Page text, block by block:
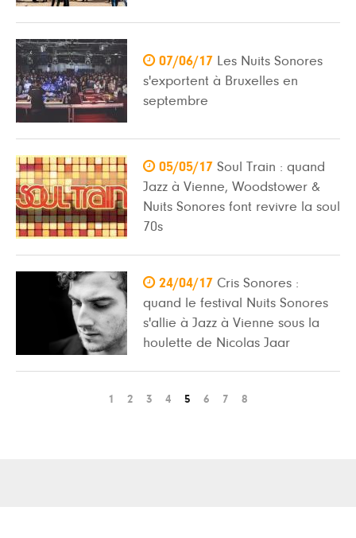
 07/06/17
Les Nuits Sonores
s'exportent à Bruxelles en
septembre
 05/05/17 Soul Train : quand
Jazz à Vienne, Woodstower &
Nuits Sonores font revivre la soul
70s
 24/04/17 Cris Sonores :
quand le festival Nuits Sonores
s'allie à Jazz à Vienne sous la
houlette de Nicolas Jaar
1 2 3 4 5 6 7 8